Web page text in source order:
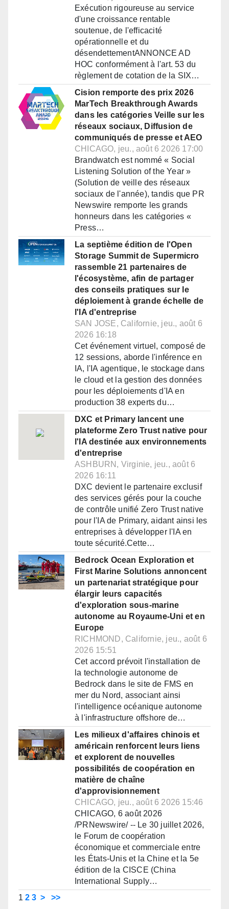
Exécution rigoureuse au service
d'une croissance rentable
soutenue, de l'efficacité
opérationnelle et du
désendettementANNONCE AD
HOC conformément à l'art. 53 du
règlement de cotation de la SIX…
Cision remporte des prix 2026
MarTech Breakthrough Awards
dans les catégories Veille sur les
réseaux sociaux, Diffusion de
communiqués de presse et AEO
CHICAGO, jeu., août 6 2026 17:00
Brandwatch est nommé « Social
Listening Solution of the Year »
(Solution de veille des réseaux
sociaux de l'année), tandis que PR
Newswire remporte les grands
honneurs dans les catégories «
Press…
La septième édition de l'Open
Storage Summit de Supermicro
rassemble 21 partenaires de
l'écosystème, afin de partager
des conseils pratiques sur le
déploiement à grande échelle de
l'IA d'entreprise
SAN JOSE, Californie, jeu., août 6
2026 16:18
Cet événement virtuel, composé de
12 sessions, aborde l'inférence en
IA, l'IA agentique, le stockage dans
le cloud et la gestion des données
pour les déploiements d'IA en
production 38 experts du…
DXC et Primary lancent une
plateforme Zero Trust native pour
l'IA destinée aux environnements
d'entreprise
ASHBURN, Virginie, jeu., août 6
2026 16:11
DXC devient le partenaire exclusif
des services gérés pour la couche
de contrôle unifié Zero Trust native
pour l'IA de Primary, aidant ainsi les
entreprises à développer l'IA en
toute sécurité.Cette…
Bedrock Ocean Exploration et
First Marine Solutions annoncent
un partenariat stratégique pour
élargir leurs capacités
d'exploration sous-marine
autonome au Royaume-Uni et en
Europe
RICHMOND, Californie, jeu., août 6
2026 15:51
Cet accord prévoit l'installation de
la technologie autonome de
Bedrock dans le site de FMS en
mer du Nord, associant ainsi
l'intelligence océanique autonome
à l'infrastructure offshore de…
Les milieux d'affaires chinois et
américain renforcent leurs liens
et explorent de nouvelles
possibilités de coopération en
matière de chaîne
d'approvisionnement
CHICAGO, jeu., août 6 2026 15:46
CHICAGO, 6 août 2026
/PRNewswire/ -- Le 30 juillet 2026,
le Forum de coopération
économique et commerciale entre
les États-Unis et la Chine et la 5e
édition de la CISCE (China
International Supply…
1 2 3 > >>